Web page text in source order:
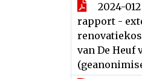
2024-
rapport -
van De Heuf